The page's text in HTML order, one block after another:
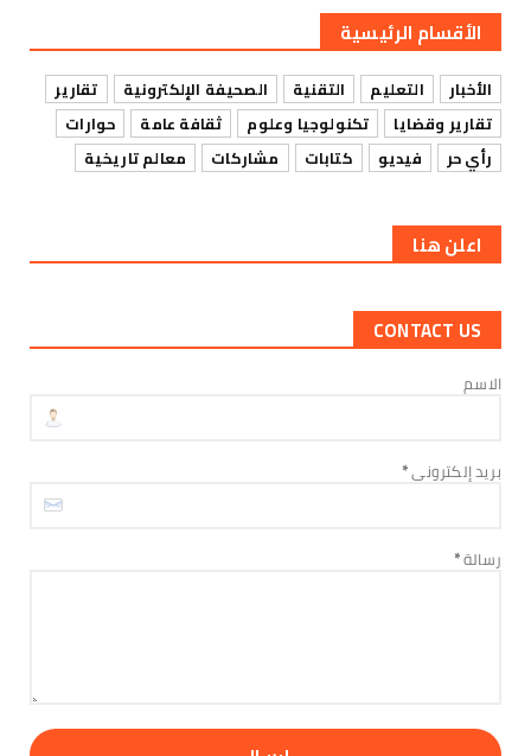
زنجبار: استمرار العصيان المدني لليوم الثالث على
التوالي وسط ...
August 06, 2026
الأخبار
إضراب جزئي يشل حركة التجارة في سوق الرباط
بمديرية يافع رصد ا...
الأخبار
August 06, 2026
August 06, 2026
ويؤكد اهتما...
الأقسام الرئيسية
الأخبار التعليم التقنية الصحيفة الإلكترونية
تقارير
تقارير وقضايا
تكنولوجيا وعلوم ثقافة عامة
حوارات
رأي حر
فيديو كتابات مشاركات معالم تاريخية
اعلن هنا
CONTACT US
الاسم
بريد إلكتروني*
رسالة*